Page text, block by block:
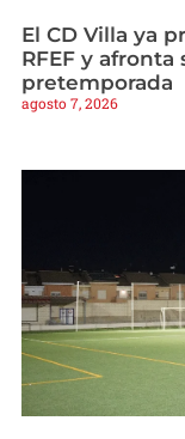
El CD Villa ya
RFEF y
pretemporada
agosto 7, 2026